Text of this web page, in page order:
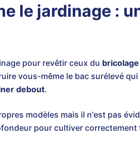
le jardinage :
pour revêtir ceux du bricolage
vous-même le bac surélevé
debout.
modèles mais il n'est pas
pour cultiver correctement